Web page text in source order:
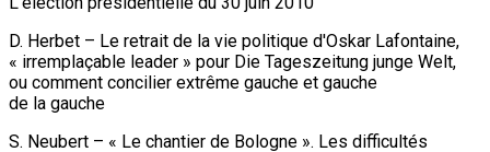
D. Herbet – Le retrait de la vie politique d'Oskar Lafontaine,
« irremplaçable leader » pour Die Tageszeitung junge Welt,
ou comment concilier extrême gauche et gauche
de la gauche
S. Neubert – « Le chantier de Bologne ». Les difficultés